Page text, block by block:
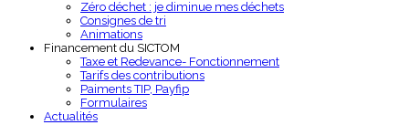
Zéro déchet : je diminue mes déchets
Consignes de tri
Animations
Financement du SICTOM
Taxe et Redevance- Fonctionnement
Tarifs des contributions
Paiments TIP, Payfip
Formulaires
Actualités